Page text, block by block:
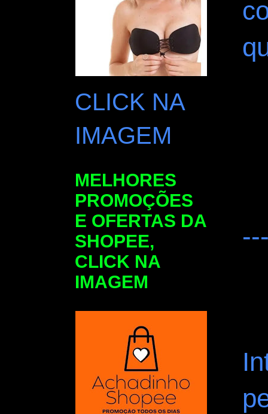
CLICK NA
IMAGEM
MELHORES
PROMOÇÕES
E OFERTAS DA
SHOPEE,
CLICK NA
IMAGEM